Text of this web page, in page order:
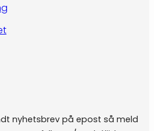
nyhetsbrev på epost så meld